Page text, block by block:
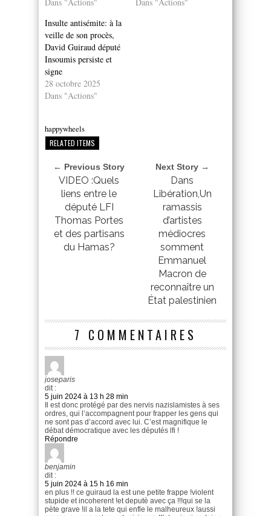
Insulte antisémite: à la
veille de son procès,
David Guiraud député
Insoumis persiste et
signe
28 octobre 2025
Dans "Actions"
happywheels
RELATED ITEMS
← Previous Story
VIDEO :Quels
liens entre le
député LFI
Thomas Portes
et des partisans
du Hamas?
Next Story →
Dans
Libération,Un
ramassis
d’artistes
médiocres
somment
Emmanuel
Macron de
reconnaître un
État palestinien
7 COMMENTAIRES
joseparis
dit :
5 juin 2024 à 13 h 28 min
Il est donc protégé par des nervis nazislamistes à ses
ordres, qui l’accompagnent pour frapper les gens qui
ne sont pas d’accord avec lui. C’est magnifique le
débat démocratique avec les députés lfi !
Répondre
benjamin
dit :
5 juin 2024 à 15 h 16 min
en plus !! ce guiraud la est une petite frappe !violent
stupide et incoherent !et deputè avec ça !!!qui se la
pète grave !il a la tete qui enfle le malheureux !aussi